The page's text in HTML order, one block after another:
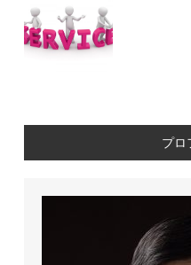
プロ